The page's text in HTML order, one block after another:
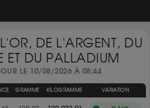
DE L'ARGENT, DU
ET DU PALLADIUM
LE 10/08/2026 À 08:44
GRAMME KILOGRAMME VARIATION